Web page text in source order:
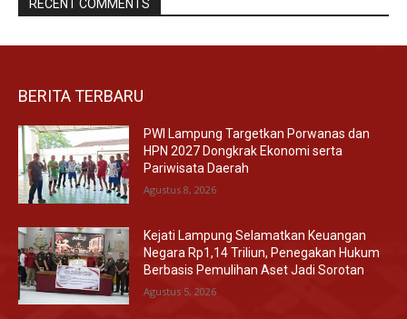
RECENT COMMENTS
BERITA TERBARU
PWI Lampung Targetkan Porwanas dan
HPN 2027 Dongkrak Ekonomi serta
Pariwisata Daerah
Agustus 8, 2026
Kejati Lampung Selamatkan Keuangan
Negara Rp1,14 Triliun, Penegakan Hukum
Berbasis Pemulihan Aset Jadi Sorotan
Agustus 5, 2026